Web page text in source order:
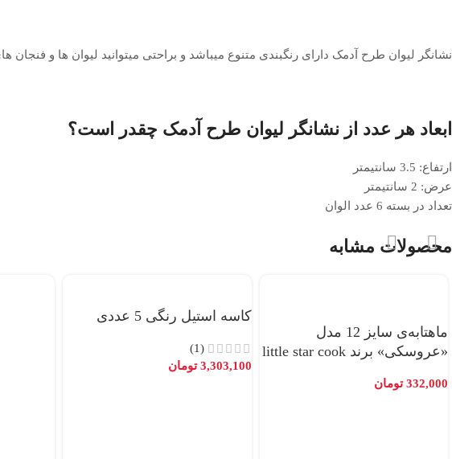
نشانگر لیوان طرح آدمک دارای رنگبندی متنوع میباشد و براحتی میتوانید لیوان ها و
ابعاد هر عدد از نشانگر لیوان طرح آدمک چقدر است؟
ارتفاع: 3.5 سانتیمتر
عرض: 2 سانتیمتر
تعداد در بسته 6 عدد الوان
محصولات مشابه
ماهتابه‌ی سایز 12 مدل
«عروسکی» برند little star cook
332,000 تومان
کاسه استیل رنگی 5 عددی
(1)
3,303,100 تومان